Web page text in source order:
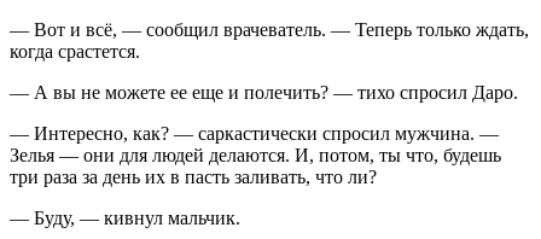
— Вот и всё, — сообщил врачеватель. — Теперь только ждать,
когда срастется.
— А вы не можете ее еще и полечить? — тихо спросил Даро.
— Интересно, как? — саркастически спросил мужчина. —
Зелья — они для людей делаются. И, потом, ты что, будешь
три раза за день их в пасть заливать, что ли?
— Буду, — кивнул мальчик.